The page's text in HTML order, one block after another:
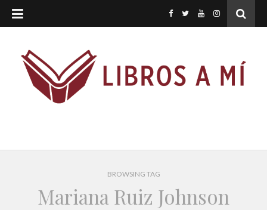
BROWSING TAG
Mariana Ruiz Johnson